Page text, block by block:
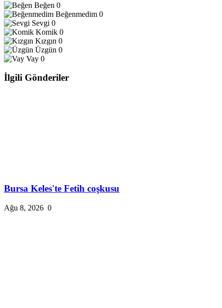
Beğen 0
Beğenmedim 0
Sevgi 0
Komik 0
Kızgın 0
Üzgün 0
Vay 0
İlgili Gönderiler
Bursa Keles'te Fetih coşkusu
Ağu 8, 2026 0